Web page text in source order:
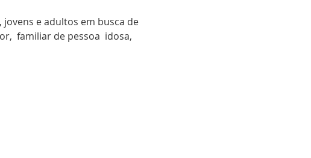
jovens e adultos em busca de
familiar de pessoa  idosa,